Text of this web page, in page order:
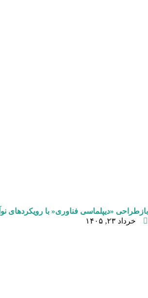
بازطراحی «دیپلماسی فناوری« با رویکردهای
خرداد ۲۳, ۱۴۰۵